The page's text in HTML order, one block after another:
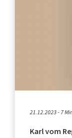
21.12.2023 - 7
Karl vom